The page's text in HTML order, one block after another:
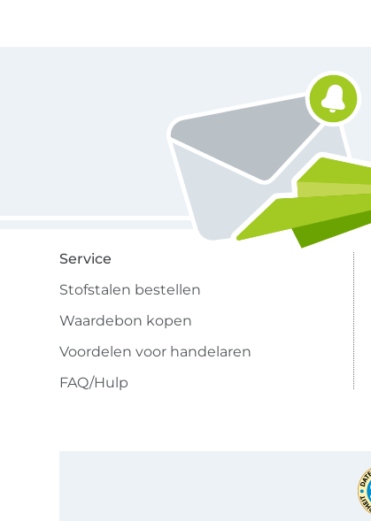
Service
Stofstalen bestellen
Waardebon kopen
Voordelen voor handelaren
FAQ/Hulp